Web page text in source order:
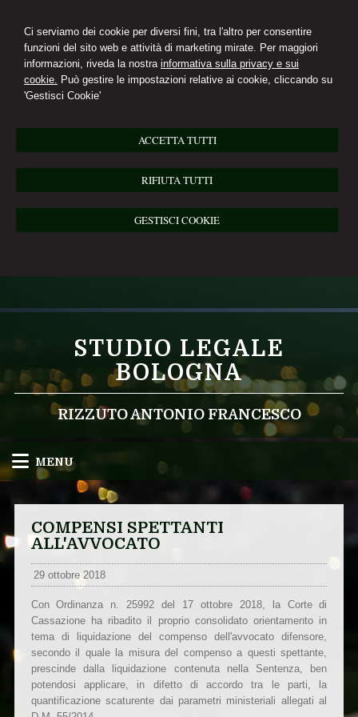
Ci serviamo dei cookie per diversi fini, tra l'altro per consentire
funzioni del sito web e attività di marketing mirate. Per maggiori
informazioni, riveda la nostra informativa sulla privacy e sui
cookie. Può gestire le impostazioni relative ai cookie, cliccando su
'Gestisci Cookie'
ACCETTA TUTTI
RIFIUTA TUTTI
GESTISCI COOKIE
STUDIO LEGALE
BOLOGNA
RIZZUTO ANTONIO FRANCESCO
MENU
COMPENSI SPETTANTI
ALL'AVVOCATO
29 ottobre 2018
Con Ordinanza n. 25992 del 17 ottobre 2018, la Corte di
Cassazione ha ribadito il proprio consolidato orientamento in
tema di liquidazione del compenso dell'avvocato difensore,
secondo il quale la misura del compenso a questi spettante,
prescinde dalla liquidazione contenuta nella Sentenza, ben
potendosi applicare, in difetto di accordo tra le parti, la
quantificazione scaturente dai parametri ministeriali allegati al